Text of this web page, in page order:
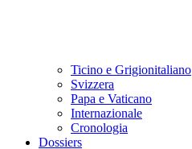
Ticino e Grigionitaliano
Svizzera
Papa e Vaticano
Internazionale
Cronologia
Dossiers